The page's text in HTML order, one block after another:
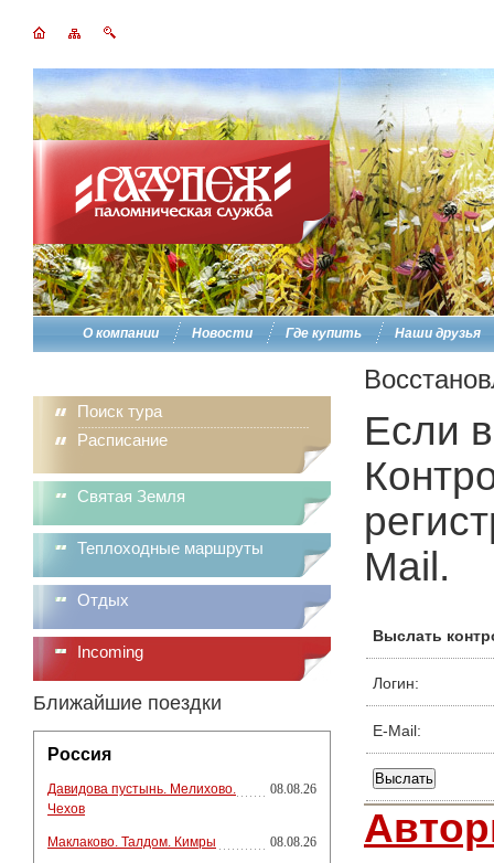
О компании Новости Где купить Наши друзья
Поиск тура
Расписание
Святая Земля
Теплоходные маршруты
Отдых
Incoming
Ближайшие поездки
Россия
Давидова пустынь. Мелихово.
Чехов
08.08.26
Маклаково. Талдом. Кимры 08.08.26
Если
Mail.
Выслать
Логин:
E-Mail: